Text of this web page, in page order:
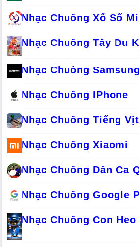
Nhạc Chuông Xổ Số
Nhạc Chuông Tây Du
Nhạc Chuông
Nhạc Chuông IPhone
Nhạc Chuông Tiếng
Nhạc Chuông Xiaomi
Nhạc Chuông Dân Ca
Nhạc Chuông Google
Nhạc Chuông Con